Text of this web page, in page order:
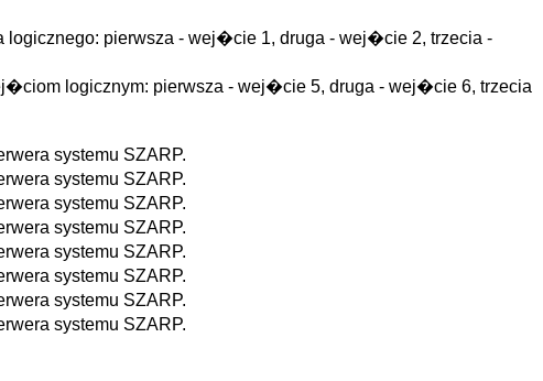
pierwsza - wej�cie 1, druga - wej�cie 2, trzecia -
logicznym: pierwsza - wej�cie 5, druga - wej�cie 6, trzecia
systemu SZARP.
systemu SZARP.
systemu SZARP.
systemu SZARP.
systemu SZARP.
systemu SZARP.
systemu SZARP.
systemu SZARP.